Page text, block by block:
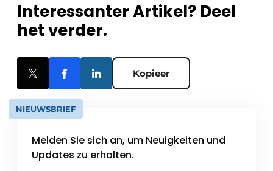
Interessanter Artikel? Deel
het verder.
Kopieer
NIEUWSBRIEF
Melden Sie sich an, um Neuigkeiten und
Updates zu erhalten.